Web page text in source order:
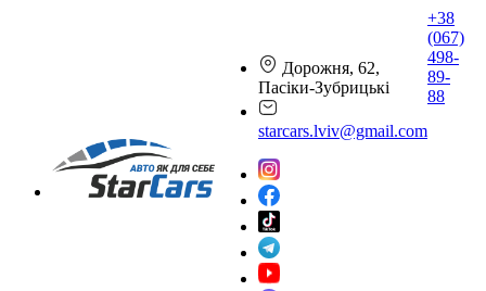
Дорожня, 62,
Пасіки-Зубрицькі
starcars.lviv@gmail.com
+38
(067)
498-
89-
88